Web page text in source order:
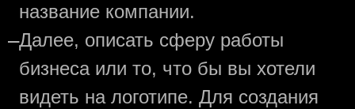
название компании.
—Далее, описать сферу работы
бизнеса или то, что бы вы хотели
видеть на логотипе. Для создания